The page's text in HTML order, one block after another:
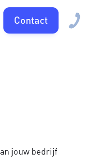
Contact
jouw bedrijf